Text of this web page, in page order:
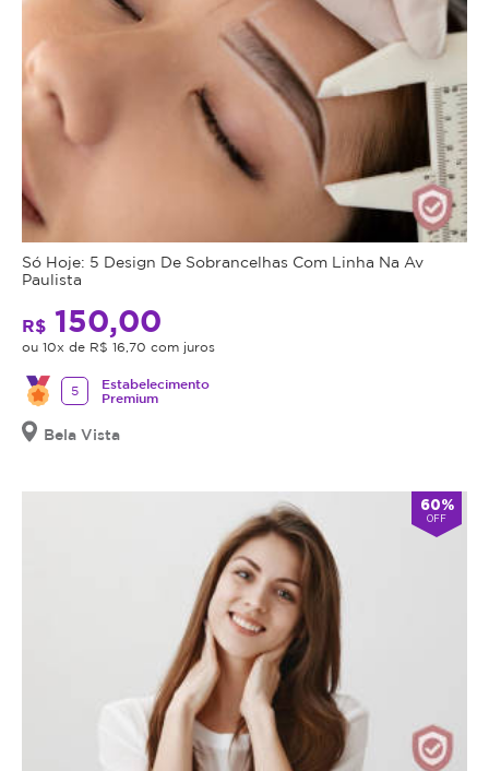
Só Hoje: 5 Design De Sobrancelhas Com Linha Na Av
Paulista
R$ 150,00
ou 10x de R$ 16,70 com juros
5
Estabelecimento
Premium
Bela Vista
60%
OFF